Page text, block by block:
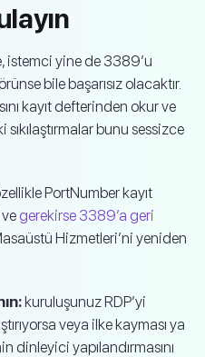
istemci yine de 3389’u
bile başarısız olacaktır.
kayıt defterinden okur ve
bunu sessizce
PortNumber kayıt
gerekirse 3389’a geri
Hizmetleri’ni yeniden
kuruluşunuz RDP’yi
veya ilke kayması ya
yapılandırmasını